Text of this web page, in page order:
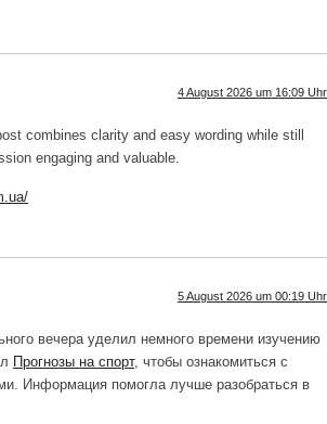
4 August 2026 um 16:09 Uhr
combines clarity and easy wording while still
engaging and valuable.
5 August 2026 um 00:19 Uhr
вечера уделил немного времени изучению
Прогнозы на спорт, чтобы ознакомиться с
Информация помогла лучше разобраться в